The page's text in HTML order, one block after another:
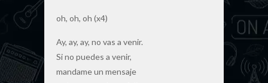
oh, oh, oh (x4)
Ay, ay, ay, no vas a venir.
Si no puedes a venir,
mandame un mensaje